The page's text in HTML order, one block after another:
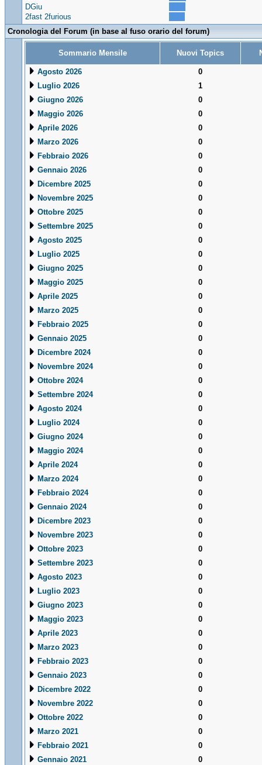
DGiu
2fast 2furious
Cronologia del Forum (in base al fuso orario del forum)
Sommario Mensile Nuovi Topics
Agosto 2026
0
Luglio 2026
1
Giugno 2026
0
Maggio 2026
0
Aprile 2026
0
Marzo 2026
0
Febbraio 2026
0
Gennaio 2026
0
Dicembre 2025
0
Novembre 2025
0
Ottobre 2025
0
Settembre 2025
0
Agosto 2025
0
Luglio 2025
0
Giugno 2025
0
Maggio 2025
0
Aprile 2025
0
Marzo 2025
0
Febbraio 2025
0
Gennaio 2025
0
Dicembre 2024
0
Novembre 2024
0
Ottobre 2024
0
Settembre 2024
0
Agosto 2024
0
Luglio 2024
0
Giugno 2024
0
Maggio 2024
0
Aprile 2024
0
Marzo 2024
0
Febbraio 2024
0
Gennaio 2024
0
Dicembre 2023
0
Novembre 2023
0
Ottobre 2023
0
Settembre 2023
0
Agosto 2023
0
Luglio 2023
0
Giugno 2023
0
Maggio 2023
0
Aprile 2023
0
Marzo 2023
0
Febbraio 2023
0
Gennaio 2023
0
Dicembre 2022
0
Novembre 2022
0
Ottobre 2022
0
Marzo 2021
0
Febbraio 2021
0
Gennaio 2021
0